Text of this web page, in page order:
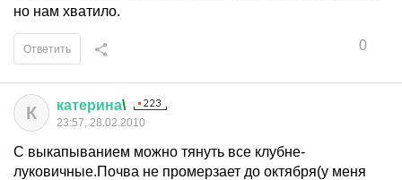
но нам хватило.
0
Ответить
К катерина\
23:57, 28.02.2010
С выкапыванием можно тянуть все клубне-
луковичные.Почва не промерзает до октября(у меня